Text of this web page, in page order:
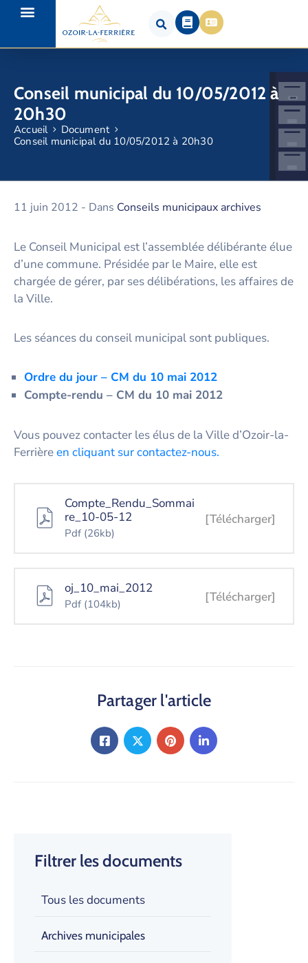
Conseil municipal du 10/05/2012 à
20h30
Accueil
Document
Conseil municipal du 10/05/2012 à 20h30
Filtrer les documents
Tous les documents
Archives municipales
11 juin 2012 - Dans Conseils municipaux archives
Le Conseil Municipal est l’assemblée délibérante élue
d’une commune. Présidée par le Maire, elle est
chargée de gérer, par ses délibérations, les affaires de
la Ville.
Les séances du conseil municipal sont publiques.
Ordre du jour – CM du 10 mai 2012
Compte-rendu – CM du 10 mai 2012
Vous pouvez contacter les élus de la Ville d’Ozoir-la-
Ferrièreen cliquant sur contactez-nous.
Compte_Rendu_Sommai
re_10-05-12
Pdf (26kb)
[Télécharger]
oj_10_mai_2012
Pdf (104kb) [Télécharger]
Partager l'article